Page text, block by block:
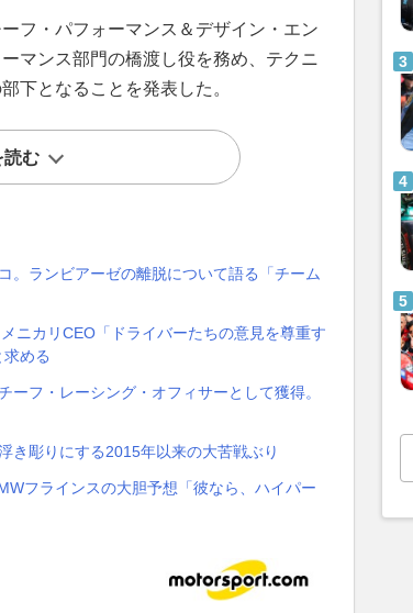
フ・パフォーマンス＆デザイン・エン
マンス部門の橋渡し役を務め、テクニ
下となることを発表した。
読む
。ランビアーゼの離脱について語る「チーム
カリCEO「ドライバーたちの意見を尊重す
める
フ・レーシング・オフィサーとして獲得。
彫りにする2015年以来の大苦戦ぶり
フラインスの大胆予想「彼なら、ハイパー